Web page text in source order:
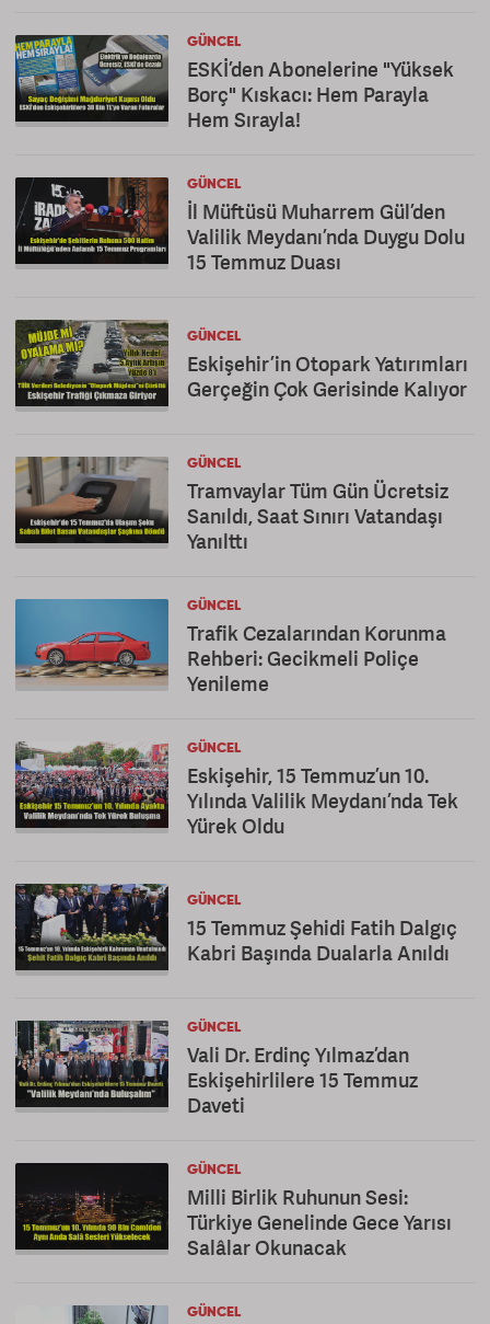
GÜNCEL
ESKİ’den Abonelerine "Yüksek
Borç" Kıskacı: Hem Parayla
Hem Sırayla!
GÜNCEL
İl Müftüsü Muharrem Gül’den
Valilik Meydanı’nda Duygu Dolu
15 Temmuz Duası
GÜNCEL
Eskişehir’in Otopark Yatırımları
Gerçeğin Çok Gerisinde Kalıyor
GÜNCEL
Tramvaylar Tüm Gün Ücretsiz
Sanıldı, Saat Sınırı Vatandaşı
Yanılttı
GÜNCEL
Trafik Cezalarından Korunma
Rehberi: Gecikmeli Poliçe
Yenileme
GÜNCEL
Eskişehir, 15 Temmuz’un 10.
Yılında Valilik Meydanı’nda Tek
Yürek Oldu
GÜNCEL
15 Temmuz Şehidi Fatih Dalgıç
Kabri Başında Dualarla Anıldı
GÜNCEL
Vali Dr. Erdinç Yılmaz’dan
Eskişehirlilere 15 Temmuz
Daveti
GÜNCEL
Milli Birlik Ruhunun Sesi:
Türkiye Genelinde Gece Yarısı
Salâlar Okunacak
GÜNCEL